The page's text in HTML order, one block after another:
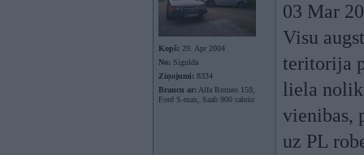
Kopš: 29. Apr 2004
No: Sigulda
Ziņojumi: 8334
Braucu ar: Alfa Romeo 159,
Ford S-max, Saab 900 cabrio
03 Mar
Visu
teritorija
liela
vienibas,
uz PL